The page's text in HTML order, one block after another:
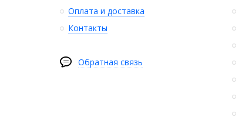
Оплата и доставка
Контакты
Обратная связь